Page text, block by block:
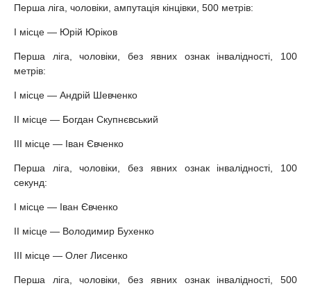
Перша ліга, чоловіки, ампутація кінцівки, 500 метрів:
І місце — Юрій Юріков
Перша ліга, чоловіки, без явних ознак інвалідності, 100
метрів:
І місце — Андрій Шевченко
ІІ місце — Богдан Скупнєвський
ІІІ місце — Іван Євченко
Перша ліга, чоловіки, без явних ознак інвалідності, 100
секунд:
І місце — Іван Євченко
ІІ місце — Володимир Бухенко
ІІІ місце — Олег Лисенко
Перша ліга, чоловіки, без явних ознак інвалідності, 500